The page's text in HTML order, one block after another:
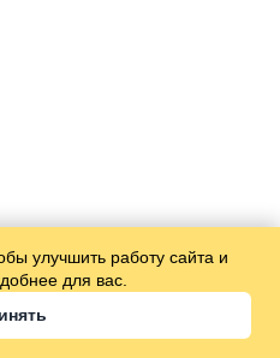
улучшить работу сайта и
для вас.